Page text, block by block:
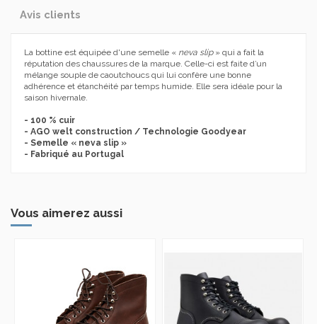
Avis clients
La bottine est équipée d'une semelle « neva slip» qui a fait la
réputation des chaussures de la marque. Celle-ci est faite d’un
mélange souple de caoutchoucs qui lui confère une bonne
adhérence et étanchéité par temps humide. Elle sera idéale pour la
saison hivernale.
- 100 % cuir
- AGO welt construction / Technologie Goodyear
- Semelle « neva slip »
- Fabriqué au Portugal
Vous aimerez aussi